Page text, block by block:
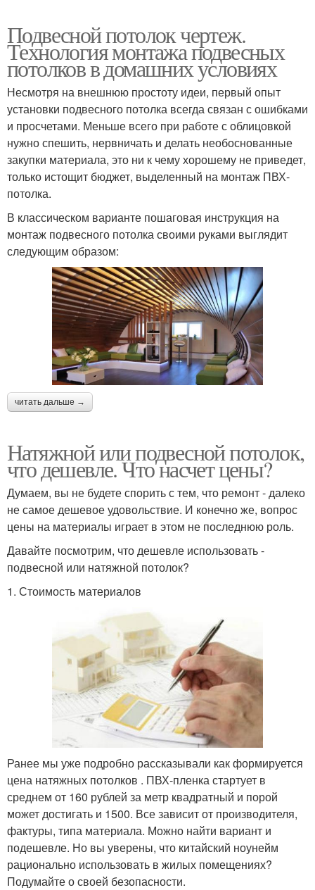
Подвесной потолок чертеж.
Технология монтажа подвесных
потолков в домашних условиях
Несмотря на внешнюю простоту идеи, первый опыт
установки подвесного потолка всегда связан с ошибками
и просчетами. Меньше всего при работе с облицовкой
нужно спешить, нервничать и делать необоснованные
закупки материала, это ни к чему хорошему не приведет,
только истощит бюджет, выделенный на монтаж ПВХ-
потолка.
В классическом варианте пошаговая инструкция на
монтаж подвесного потолка своими руками выглядит
следующим образом:
читать дальше →
Натяжной или подвесной потолок,
что дешевле. Что насчет цены?
Думаем, вы не будете спорить с тем, что ремонт - далеко
не самое дешевое удовольствие. И конечно же, вопрос
цены на материалы играет в этом не последнюю роль.
Давайте посмотрим, что дешевле использовать -
подвесной или натяжной потолок?
1. Стоимость материалов
Ранее мы уже подробно рассказывали как формируется
цена натяжных потолков . ПВХ-пленка стартует в
среднем от 160 рублей за метр квадратный и порой
может достигать и 1500. Все зависит от производителя,
фактуры, типа материала. Можно найти вариант и
подешевле. Но вы уверены, что китайский ноунейм
рационально использовать в жилых помещениях?
Подумайте о своей безопасности.